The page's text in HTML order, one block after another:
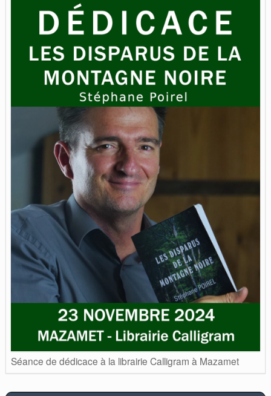
Séance de dédicace à la librairie Calligram à Mazamet